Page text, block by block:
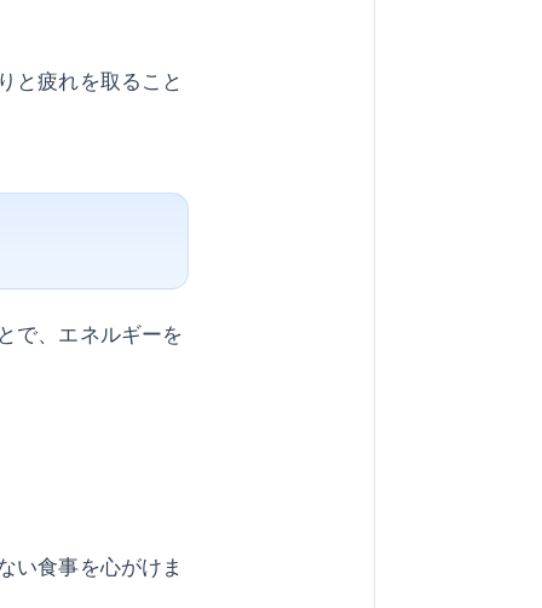
と疲れを取ること
で、エネルギーを
い食事を心がけま